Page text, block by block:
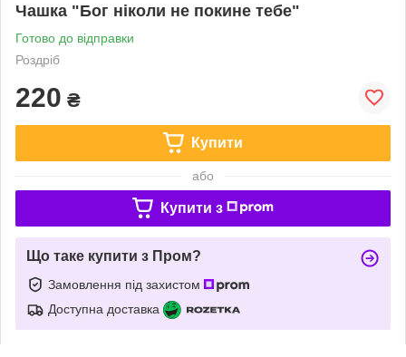
Чашка "Бог ніколи не покине тебе"
Готово до відправки
Роздріб
220 ₴
Купити
або
Купити з
Що таке купити з Пром?
Замовлення під захистом
Доступна доставка